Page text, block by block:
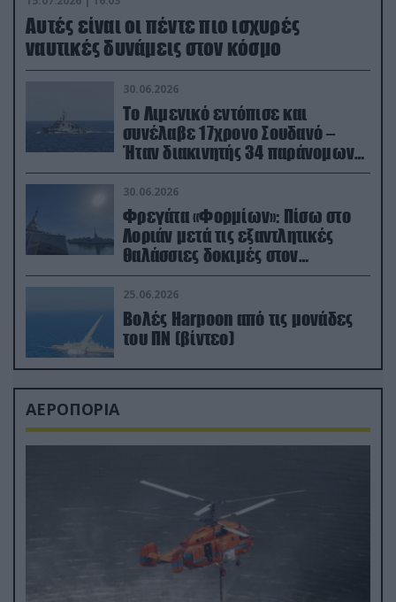
Aυτές είναι οι πέντε πιο ισχυρές
ναυτικές δυνάμεις στον κόσμο
30.06.2026
Το Λιμενικό εντόπισε και
συνέλαβε 17χρονο Σουδανό –
Ήταν διακινητής 34 παράνομων
μεταναστών
30.06.2026
Φρεγάτα «Φορμίων»: Πίσω στο
Λοριάν μετά τις εξαντλητικές
θαλάσσιες δοκιμές στον
απαιτητικό Βισκαϊκό
25.06.2026
Βολές Harpoon από τις μονάδες
του ΠΝ (βίντεο)
ΑΕΡΟΠΟΡΙΑ